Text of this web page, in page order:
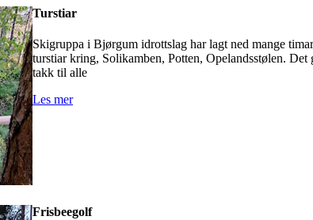
Turstiar
Skigruppa i Bjørgum idrottslag har lagt ned mange
turstiar kring, Solikamben, Potten, Opelandsstølen.
takk til alle
Les mer
Frisbeegolf